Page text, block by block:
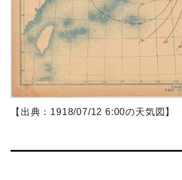
【出典：1918/07/12 6:00の天気図】